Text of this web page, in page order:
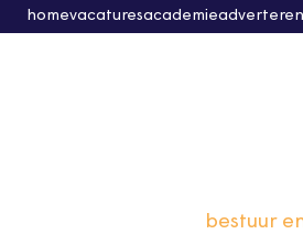
homevacaturesacademieadverteren
bestuur